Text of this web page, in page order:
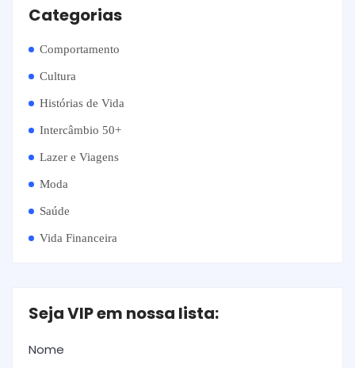
Categorias
Comportamento
Cultura
Histórias de Vida
Intercâmbio 50+
Lazer e Viagens
Moda
Saúde
Vida Financeira
Seja VIP em nossa lista:
Nome